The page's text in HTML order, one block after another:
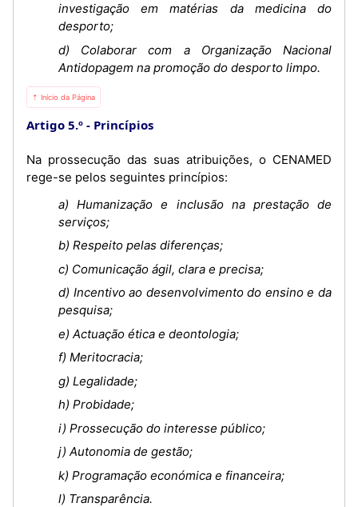
investigação em matérias da medicina do
desporto;
d) Colaborar com a Organização Nacional
Antidopagem na promoção do desporto limpo.
⇡ Início da Página
Artigo 5.º Princípios
Na prossecução das suas atribuições, o CENAMED
rege-se pelos seguintes princípios:
a) Humanização e inclusão na prestação de
serviços;
b) Respeito pelas diferenças;
c) Comunicação ágil, clara e precisa;
d) Incentivo ao desenvolvimento do ensino e da
pesquisa;
e) Actuação ética e deontologia;
f) Meritocracia;
g) Legalidade;
h) Probidade;
i) Prossecução do interesse público;
j) Autonomia de gestão;
k) Programação económica e financeira;
l) Transparência.